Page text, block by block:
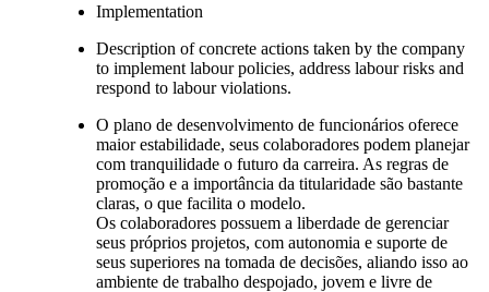
Implementation
Description of concrete actions taken by the company
to implement labour policies, address labour risks and
respond to labour violations.
O plano de desenvolvimento de funcionários oferece
maior estabilidade, seus colaboradores podem planejar
com tranquilidade o futuro da carreira. As regras de
promoção e a importância da titularidade são bastante
claras, o que facilita o modelo.
Os colaboradores possuem a liberdade de gerenciar
seus próprios projetos, com autonomia e suporte de
seus superiores na tomada de decisões, aliando isso ao
ambiente de trabalho despojado, jovem e livre de